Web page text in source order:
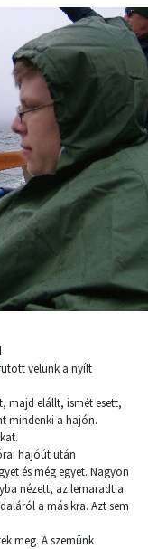
velünk a nyílt
majd elállt, ismét esett,
mindenki a hajón.
hajóút után
és még egyet. Nagyon
nézett, az lemaradt a
a másikra. Azt sem
meg. A szemünk